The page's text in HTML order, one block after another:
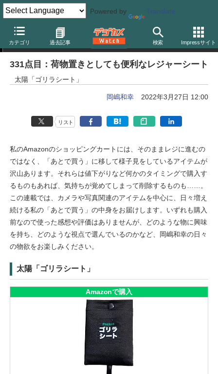
Powered by Translate
カテゴリ 過去記事 検索 Impressサイト
岡嶋和幸の「あとで買う」
331点目：荷物置きとしても便利なレジャーシート
太陽「ゴリラシート」
岡嶋和幸 2022年3月27日 12:00
リスト
私のAmazonのショッピングカートには、そのままレジに進むの
ではなく、「あとで買う」に移して様子見をしているアイテムが
沢山あります。それらは値下がりなど何かのタイミングで購入す
るものもあれば、気持ちが覚めてしまって削除するものも……。
この連載では、カメラや写真関連のアイテムを中心に、日々増え
続ける私の「あとで買う」の中身をお届けします。いずれも購入
前なので使った感想や評価はありませんが、どのような物に興味
を持ち、どのような視点で選んでいるのかなど、岡嶋和幸の日々
の物欲をお楽しみください。
太陽「ゴリラシート」
Amazonで購入